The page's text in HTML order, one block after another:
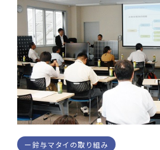
鈴与マタイの取り組み